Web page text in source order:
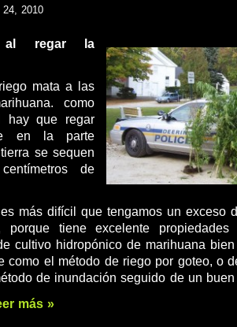
2010
al regar la
mata a las
como
hay que regar
en la parte
se sequen
de
es más difícil que tengamos un exceso
tiene excelente
cultivo hidropónico de marihuana
como el método de riego por goteo, o
de inundación seguido de un
más »